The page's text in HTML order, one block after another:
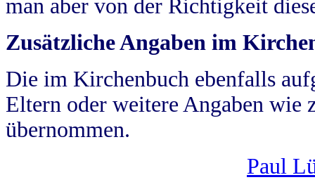
man aber von der Richtigkeit
Zusätzliche Angaben im
Die im Kirchenbuch ebenfalls
Eltern oder weitere Angaben wie
übernommen.
Paul